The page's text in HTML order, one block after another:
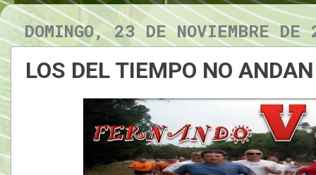
DOMINGO, 23 DE NOVIEMBRE DE
LOS DEL TIEMPO NO